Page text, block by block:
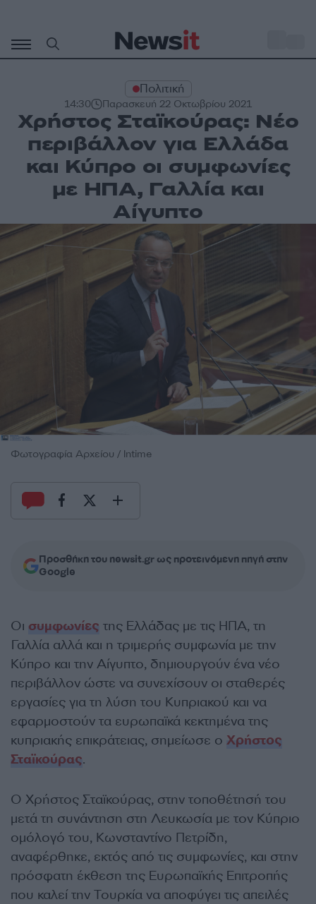
περιεχόμενο
Πολιτική
14:30 Παρασκευή 22 Οκτωβρίου 2021
Χρήστος Σταϊκούρας: Νέο
περιβάλλον για Ελλάδα
και Κύπρο οι συμφωνίες
με ΗΠΑ, Γαλλία και
Αίγυπτο
Φωτογραφία Αρχείου / Intime
Προσθήκη του newsit.gr ως προτεινόμενη πηγή στην
Google
Οι συμφωνίες της Ελλάδας με τις ΗΠΑ, τη
Γαλλία αλλά και η τριμερής συμφωνία με την
Κύπρο και την Αίγυπτο, δημιουργούν ένα νέο
περιβάλλον ώστε να συνεχίσουν οι σταθερές
εργασίες για τη λύση του Κυπριακού και να
εφαρμοστούν τα ευρωπαϊκά κεκτημένα της
κυπριακής επικράτειας, σημείωσε ο Χρήστος
Σταϊκούρας.
Ο Χρήστος Σταϊκούρας, στην τοποθέτησή του
μετά τη συνάντηση στη Λευκωσία με τον Κύπριο
ομόλογό του, Κωνσταντίνο Πετρίδη,
αναφέρθηκε, εκτός από τις συμφωνίες, και στην
πρόσφατη έκθεση της Ευρωπαϊκής Επιτροπής
που καλεί την Τουρκία να αποφύγει τις απειλές